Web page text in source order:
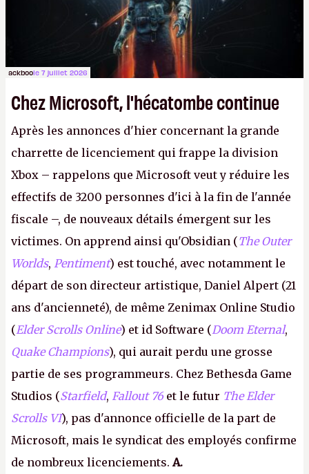
ackboole 7 juillet 2026
Chez Microsoft, l'hécatombe continue
Après les annonces d'hier concernant la grande
charrette de licenciement qui frappe la division
Xbox – rappelons que Microsoft veut y réduire les
effectifs de 3200 personnes d'ici à la fin de l'année
fiscale –, de nouveaux détails émergent sur les
victimes. On apprend ainsi qu'Obsidian (The Outer
Worlds, Pentiment) est touché, avec notamment le
départ de son directeur artistique, Daniel Alpert (21
ans d'ancienneté), de même Zenimax Online Studio
(Elder Scrolls Online) et id Software (Doom Eternal,
Quake Champions), qui aurait perdu une grosse
partie de ses programmeurs. Chez Bethesda Game
Studios (Starfield, Fallout 76 et le futur The Elder
Scrolls VI), pas d'annonce officielle de la part de
Microsoft, mais le syndicat des employés confirme
de nombreux licenciements.A.